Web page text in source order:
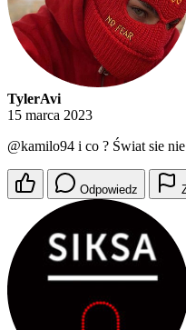
TylerAvi
15 marca 2023
@kamilo94 i co ? Świat sie
Odpowiedz